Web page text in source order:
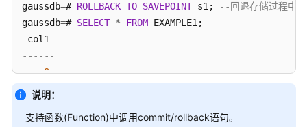
8.x）
向
量
数
据
开
gaussdb=# ROLLBACK TO SAVEPOINT s1;
--回退存储过程中
gaussdb=# SELECT * FROM EXAMPLE1;
------
0
4
14
说明：
支持函数(Function)中调用commit/rollback语句。